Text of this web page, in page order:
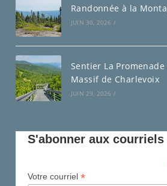
Randonnée à la
JUIN 30, 2026 /
Sentier La Promenade
Massif de Charlevoix
JUIN 29, 2026 /
S'abonner aux courriels
Votre courriel*